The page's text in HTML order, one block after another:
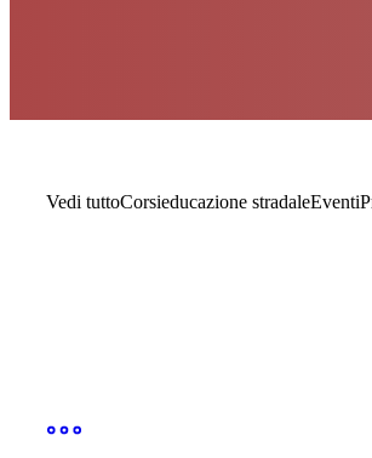
Vedi tuttoCorsieducazione stradaleEventi